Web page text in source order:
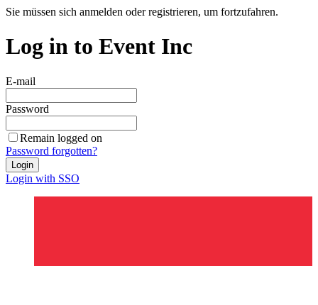
Sie müssen sich anmelden oder registrieren, um fortzufahren.
Log in to Event Inc
E-mail
Password
Remain logged on
Password forgotten?
Login
Login with SSO